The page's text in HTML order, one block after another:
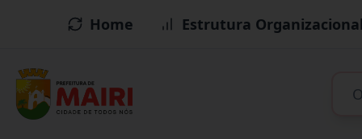
Home Estrutura Organizacional